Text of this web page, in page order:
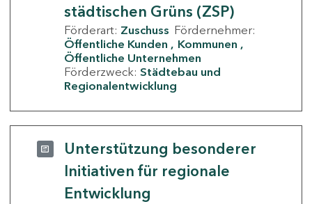
städtischen Grüns (ZSP)
Förderart: Zuschuss Fördernehmer:
Öffentliche Kunden
Kommunen
Öffentliche Unternehmen
Förderzweck: Städtebau und
Regionalentwicklung
Unterstützung besonderer
Initiativen für regionale
Entwicklung